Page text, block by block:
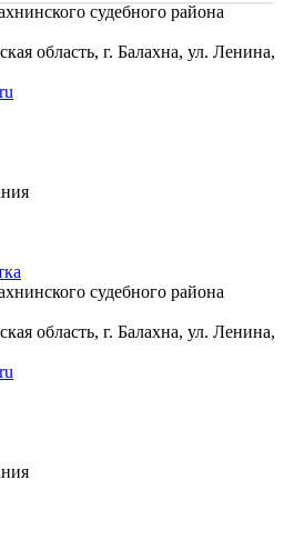
судебного района
область, г. Балахна, ул. Ленина,
судебного района
область, г. Балахна, ул. Ленина,